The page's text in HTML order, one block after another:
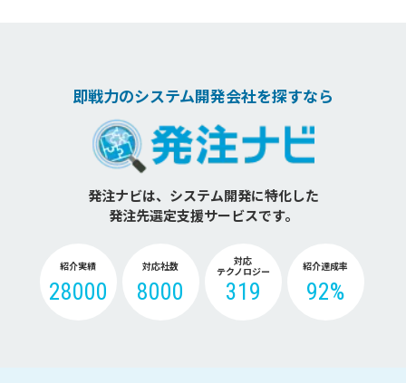
即戦力のシステム開発会社を探すなら
発注ナビは、システム開発に特化した
発注先選定支援サービスです。
紹介実績
28000
対応社数
8000
対応
テクノロジー
319
紹介達成率
92%